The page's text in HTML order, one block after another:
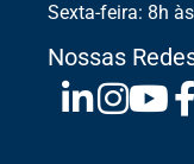
Sexta-feira: 8h
Nossas